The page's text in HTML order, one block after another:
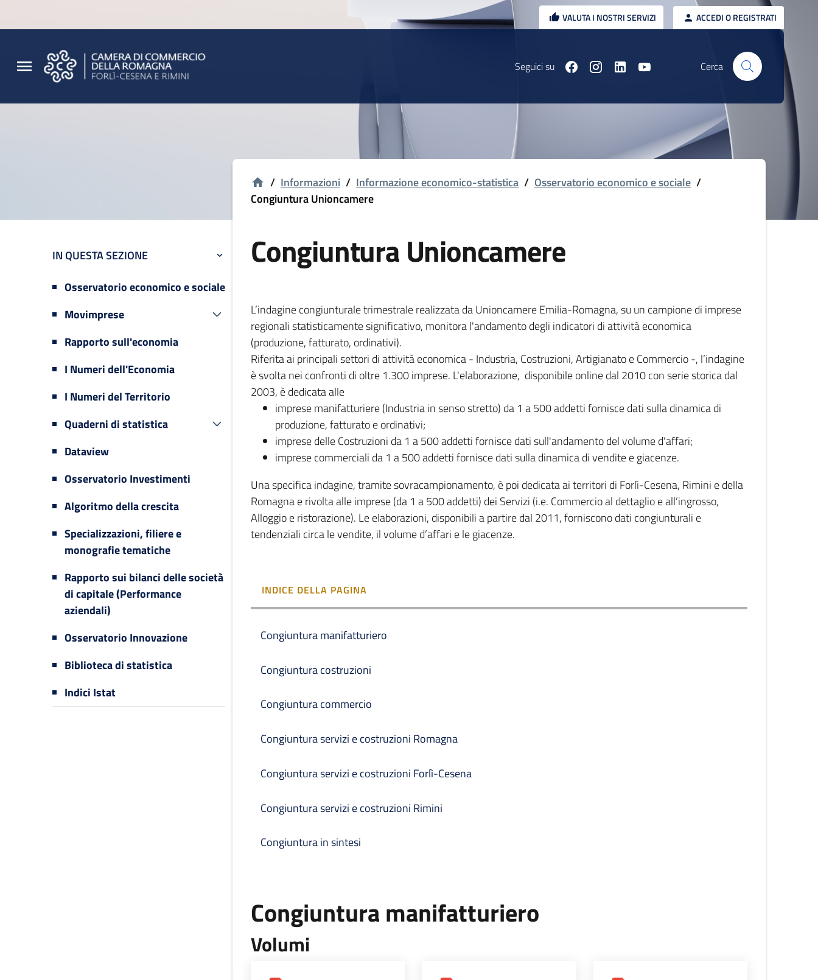
VALUTA I NOSTRI SERVIZI ACCEDI O REGISTRATI
Seguici su Cerca
IN QUESTA SEZIONE
Osservatorio economico e sociale
Movimprese
Rapporto sull'economia
I Numeri dell'Economia
I Numeri del Territorio
Quaderni di statistica
Dataview
Osservatorio Investimenti
Algoritmo della crescita
Specializzazioni, filiere e
monografie tematiche
Rapporto sui bilanci delle società
di capitale (Performance
aziendali)
Osservatorio Innovazione
Biblioteca di statistica
Indici Istat
/ Informazioni / Informazione economico-statistica / Osservatorio economico e sociale /
Congiuntura Unioncamere
Congiuntura Unioncamere
L’indagine congiunturale trimestrale realizzata da Unioncamere Emilia-Romagna, su un campione di imprese
regionali statisticamente significativo, monitora l'andamento degli indicatori di attività economica
(produzione, fatturato, ordinativi).
Riferita ai principali settori di attività economica - Industria, Costruzioni, Artigianato e Commercio -, l’indagine
è svolta nei confronti di oltre 1.300 imprese. L'elaborazione, disponibile online dal 2010 con serie storica dal
2003, è dedicata alle
imprese manifatturiere (Industria in senso stretto) da 1 a 500 addetti fornisce dati sulla dinamica di
produzione, fatturato e ordinativi;
imprese delle Costruzioni da 1 a 500 addetti fornisce dati sull'andamento del volume d'affari;
imprese commerciali da 1 a 500 addetti fornisce dati sulla dinamica di vendite e giacenze.
Una specifica indagine, tramite sovracampionamento, è poi dedicata ai territori di Forlì-Cesena, Rimini e della
Romagna e rivolta alle imprese (da 1 a 500 addetti) dei Servizi (i.e. Commercio al dettaglio e all’ingrosso,
Alloggio e ristorazione). Le elaborazioni, disponibili a partire dal 2011, forniscono dati congiunturali e
tendenziali circa le vendite, il volume d’affari e le giacenze.
INDICE DELLA PAGINA
Congiuntura manifatturiero
Congiuntura costruzioni
Congiuntura commercio
Congiuntura servizi e costruzioni Romagna
Congiuntura servizi e costruzioni Forlì-Cesena
Congiuntura servizi e costruzioni Rimini
Congiuntura in sintesi
Congiuntura manifatturiero
Volumi